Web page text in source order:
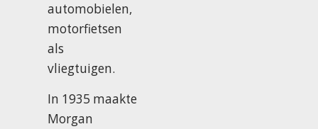
automobielen,
motorfietsen
als
vliegtuigen.
In 1935 maakte
Morgan